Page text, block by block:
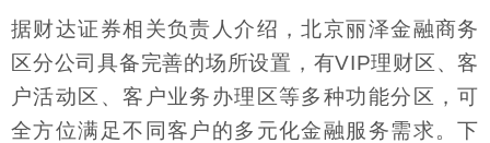
据财达证券相关负责人介绍，北京丽泽金融商务
区分公司具备完善的场所设置，有VIP理财区、客
户活动区、客户业务办理区等多种功能分区，可
全方位满足不同客户的多元化金融服务需求。下